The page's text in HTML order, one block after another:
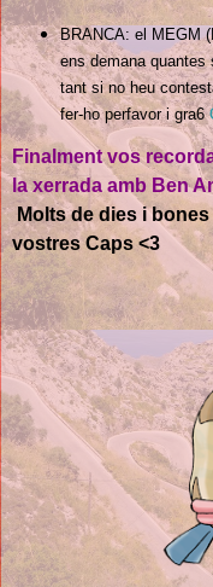
BRANCA: el MEGM
ens demana quantes
tant si no heu
fer-ho perfavor i gra6
Finalment vos
la xerrada amb Ben
Molts de dies i
vostres Caps <3